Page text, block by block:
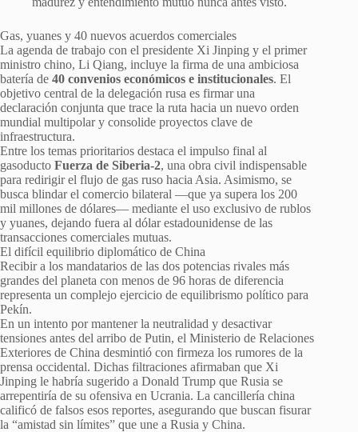
Gas, yuanes y 40 nuevos acuerdos comerciales
La agenda de trabajo con el presidente Xi Jinping y el primer
ministro chino, Li Qiang, incluye la firma de una ambiciosa
batería de 40 convenios económicos e institucionales. El
objetivo central de la delegación rusa es firmar una
declaración conjunta que trace la ruta hacia un nuevo orden
mundial multipolar y consolide proyectos clave de
infraestructura.
Entre los temas prioritarios destaca el impulso final al
gasoducto Fuerza de Siberia-2, una obra civil indispensable
para redirigir el flujo de gas ruso hacia Asia. Asimismo, se
busca blindar el comercio bilateral —que ya supera los 200
mil millones de dólares— mediante el uso exclusivo de rublos
y yuanes, dejando fuera al dólar estadounidense de las
transacciones comerciales mutuas.
El difícil equilibrio diplomático de China
Recibir a los mandatarios de las dos potencias rivales más
grandes del planeta con menos de 96 horas de diferencia
representa un complejo ejercicio de equilibrismo político para
Pekín.
En un intento por mantener la neutralidad y desactivar
tensiones antes del arribo de Putin, el Ministerio de Relaciones
Exteriores de China desmintió con firmeza los rumores de la
prensa occidental. Dichas filtraciones afirmaban que Xi
Jinping le habría sugerido a Donald Trump que Rusia se
arrepentiría de su ofensiva en Ucrania. La cancillería china
calificó de falsos esos reportes, asegurando que buscan fisurar
la “amistad sin límites” que une a Rusia y China.